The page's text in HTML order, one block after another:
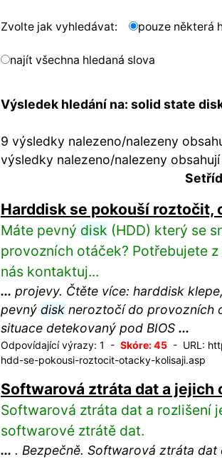
Zvolte jak vyhledávat: pouze některá
najít všechna hledaná slova
Výsledek hledání na: solid state
9 výsledky nalezeno/nalezeny
výsledky nalezeno/nalezeny obsahují
Harddisk se pokouší roztočit,
Máte pevný disk (HDD) který se
provozních otáček? Potřebujete
nás kontaktuj...
... projevy. Čtěte více: harddisk
pevný diskneroztočí do provozních
situace detekovaný pod BIOS ...
Odpovídající výrazy: 1 - Skóre: 45- URL:
hdd-se-pokousi-roztocit-otacky-kolisaji.asp
Softwarová ztráta dat a jejich
Softwarová ztráta dat a rozlišení
softwarové ztrátě dat.
... . Bezpečně. Softwarová ztráta